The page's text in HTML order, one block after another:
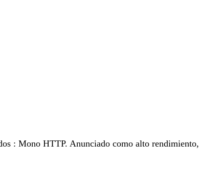
: Mono HTTP. Anunciado como alto rendimiento,